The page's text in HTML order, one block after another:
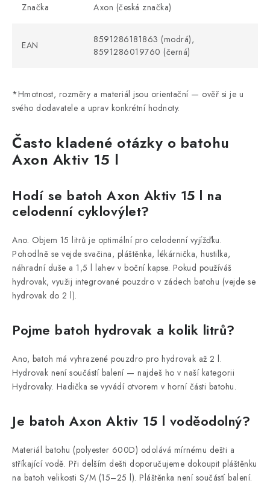
Značka Axon (česká značka)
EAN
8591286181863 (modrá),
8591286019760 (černá)
*Hmotnost, rozměry a materiál jsou orientační — ověř si je u
svého dodavatele a uprav konkrétní hodnoty.
Často kladené otázky o batohu
Axon Aktiv 15 l
Hodí se batoh Axon Aktiv 15 l na
celodenní cyklovýlet?
Ano. Objem 15 litrů je optimální pro celodenní vyjížďku.
Pohodlně se vejde svačina, pláštěnka, lékárnička, hustilka,
náhradní duše a 1,5 l lahev v boční kapse. Pokud používáš
hydrovak, využij integrované pouzdro v zádech batohu (vejde se
hydrovak do 2 l).
Pojme batoh hydrovak a kolik litrů?
Ano, batoh má vyhrazené pouzdro pro hydrovak až 2 l.
Hydrovak není součástí balení — najdeš ho v naší kategorii
Hydrovaky. Hadička se vyvádí otvorem v horní části batohu.
Je batoh Axon Aktiv 15 l voděodolný?
Materiál batohu (polyester 600D) odolává mírnému dešti a
stříkající vodě. Při delším dešti doporučujeme dokoupit pláštěnku
na batoh velikosti S/M (15–25 l). Pláštěnka není součástí balení.